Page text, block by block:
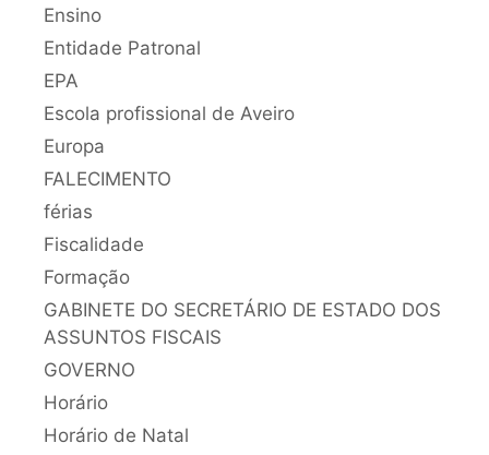
Ensino
Entidade Patronal
EPA
Escola profissional de Aveiro
Europa
FALECIMENTO
férias
Fiscalidade
Formação
GABINETE DO SECRETÁRIO DE ESTADO DOS
ASSUNTOS FISCAIS
GOVERNO
Horário
Horário de Natal